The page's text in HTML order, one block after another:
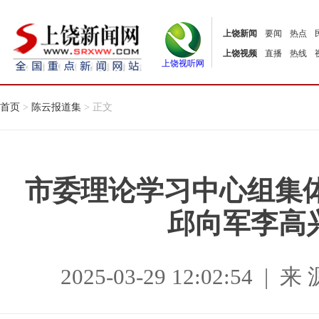
上饶视听网
上饶新闻 要闻 热点
上饶视频
直播 热线
首页 > 陈云报道集 > 正文
市委理论学习中心组集
邱向军李高
2025-03-29 12:02:54 | 来